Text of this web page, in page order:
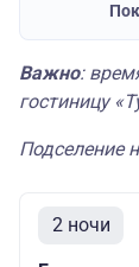
Завтрак
руб./чел.
Важно:
гостиницу
Подселение
2 ночи